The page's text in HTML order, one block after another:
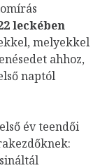
leckében
melyekkel
ahhoz,
naptól
év teendői